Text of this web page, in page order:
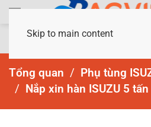
Skip to main content
Tổng quan Phụ tùng
Nắp xin hàn ISUZU 5 tấn